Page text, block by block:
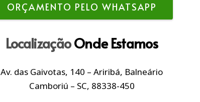
ORÇAMENTO PELO WHATSAPP
LocalizaçãoOnde Estamos
Av. das Gaivotas, 140 – Ariribá, Balneário
Camboriú – SC, 88338-450